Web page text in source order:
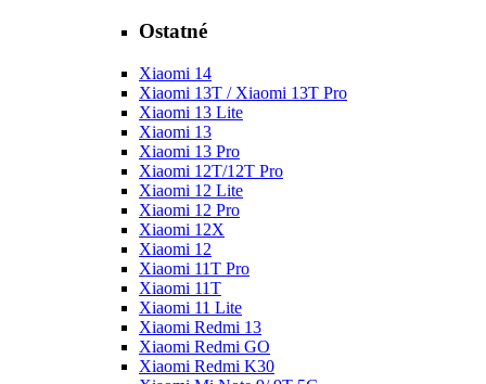
Ostatné
Xiaomi 14
Xiaomi 13T / Xiaomi 13T Pro
Xiaomi 13 Lite
Xiaomi 13
Xiaomi 13 Pro
Xiaomi 12T/12T Pro
Xiaomi 12 Lite
Xiaomi 12 Pro
Xiaomi 12X
Xiaomi 12
Xiaomi 11T Pro
Xiaomi 11T
Xiaomi 11 Lite
Xiaomi Redmi 13
Xiaomi Redmi GO
Xiaomi Redmi K30